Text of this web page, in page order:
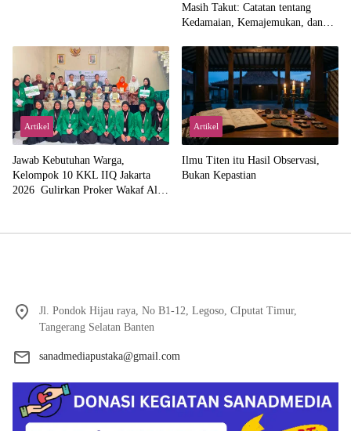
Masih Takut: Catatan tentang
Kedamaian, Kemajemukan, dan
Abdillah
Artikel
Jawab Kebutuhan Warga,
Kelompok 10 KKL IIQ Jakarta
2026 Gulirkan Proker Wakaf Al-
Artikel
Ilmu Titen itu Hasil Observasi,
Bukan Kepastian
Jl. Pondok Hijau raya, No B1-12, Legoso, CIputat Timur,
Tangerang Selatan Banten
sanadmediapustaka@gmail.com